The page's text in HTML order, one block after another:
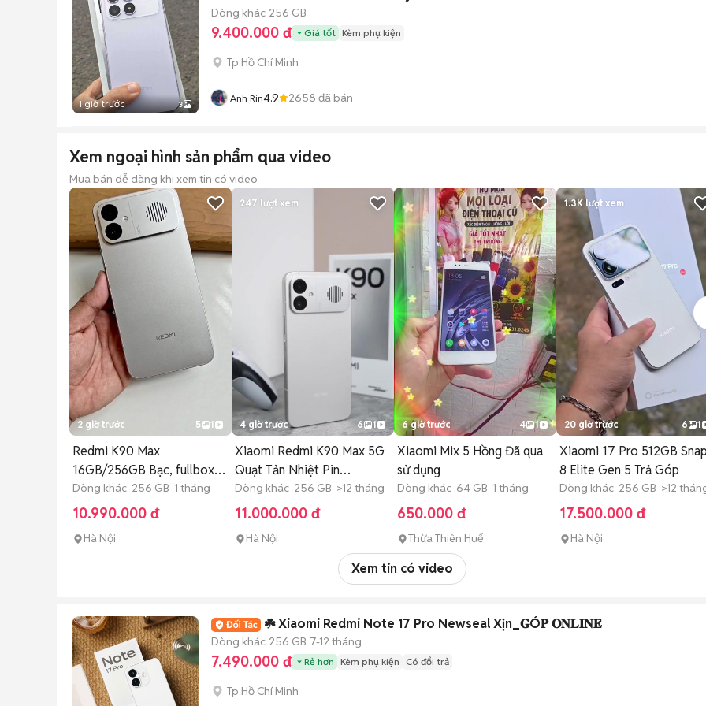
1 giờ trước 3
Dòng khác 256 GB
9.400.000 đ Giá tốt Kèm phụ kiện
Tp Hồ Chí Minh
Anh Rin4.9 2658 đã bán
Xem ngoại hình sản phẩm qua video
Mua bán dễ dàng khi xem tin có video
2 giờ trước 5 1
Redmi K90 Max
16GB/256GB Bạc, fullbox
likenew
Dòng khác 256 GB 1 tháng
10.990.000 đ
Hà Nội
247 lượt xem
4 giờ trước 6 1
Xiaomi Redmi K90 Max 5G
Quạt Tản Nhiệt Pin
8550mAh
Dòng khác 256 GB >12 tháng
11.000.000 đ
Hà Nội
6 giờ trước 4 1
Xiaomi Mix 5 Hồng Đã qua
sử dụng
Dòng khác 64 GB 1 tháng
650.000 đ
Thừa Thiên Huế
1.3K lượt xem
20 giờ trước 6 1
Xiaomi 17 Pro 512GB Snap
8 Elite Gen 5 Trả Góp
Dòng khác 256 GB >12
17.500.000 đ
Hà Nội
Xem tin có video
☘️ Xiaomi Redmi Note 17 Pro Newseal Xịn_𝐆Ó𝐏 𝐎𝐍𝐋𝐈𝐍𝐄
Dòng khác 256 GB 7-12 tháng
7.490.000 đ Rẻ hơn Kèm phụ kiện Có đổi trả
Tp Hồ Chí Minh